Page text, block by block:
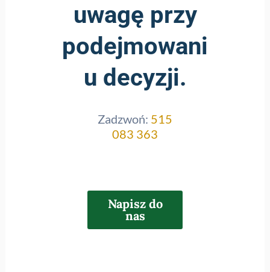
uwagę przy
podejmowani
u decyzji.
Zadzwoń: 515
083 363
Napisz do
nas